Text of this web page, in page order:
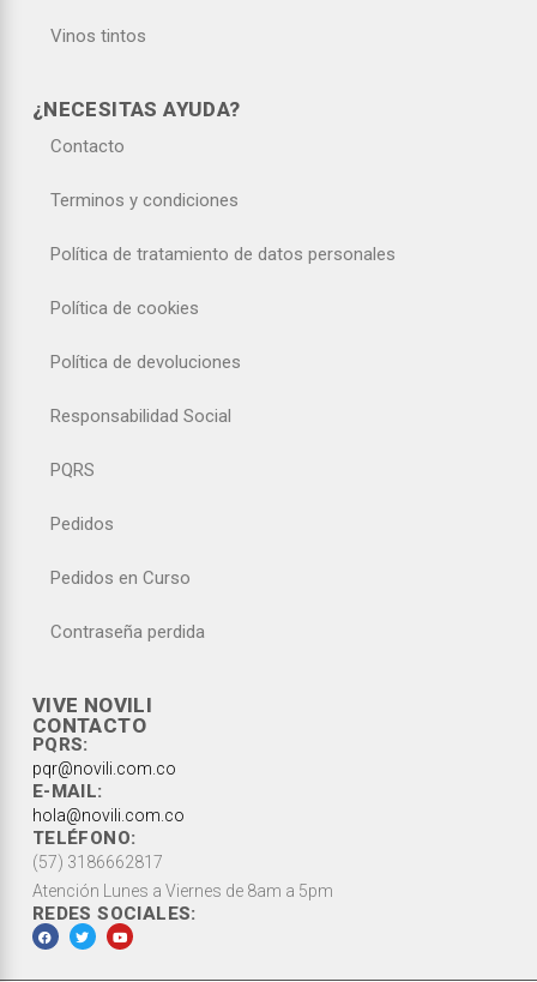
Vinos tintos
¿NECESITAS AYUDA?
Contacto
Terminos y condiciones
Política de tratamiento de datos personales
Política de cookies
Política de devoluciones
Responsabilidad Social
PQRS
Pedidos
Pedidos en Curso
Contraseña perdida
VIVE NOVILI
CONTACTO
PQRS:
pqr@novili.com.co
E-MAIL:
hola@novili.com.co
TELÉFONO:
(57) 3186662817
Atención Lunes a Viernes de 8am a 5pm
REDES SOCIALES: